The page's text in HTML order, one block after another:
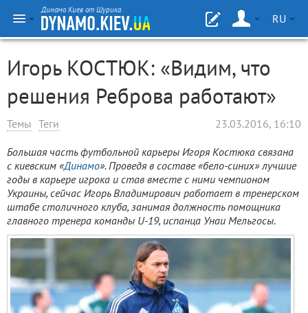
Динамо Киев от Шурика
RU
Игорь КОСТЮК: «Видим, что
решения Реброва работают»
Темы Теги 23.03.2016, 16:10
Большая часть футбольной карьеры Игоря Костюка связана
с киевским «Динамо». Проведя в составе «бело-синих» лучшие
годы в карьере игрока и став вместе с ними чемпионом
Украины, сейчас Игорь Владимирович работает в тренерском
штабе столичного клуба, занимая должность помощника
главного тренера команды U-19, испанца Унаи Мельгосы.